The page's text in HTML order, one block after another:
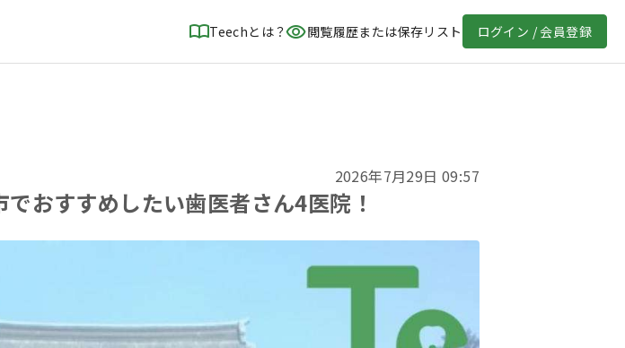
Teechとは？ 閲覧履歴または保存リスト ログイン / 会員登録
2026年7月29日 09:57
でおすすめしたい歯医者さん4医院！